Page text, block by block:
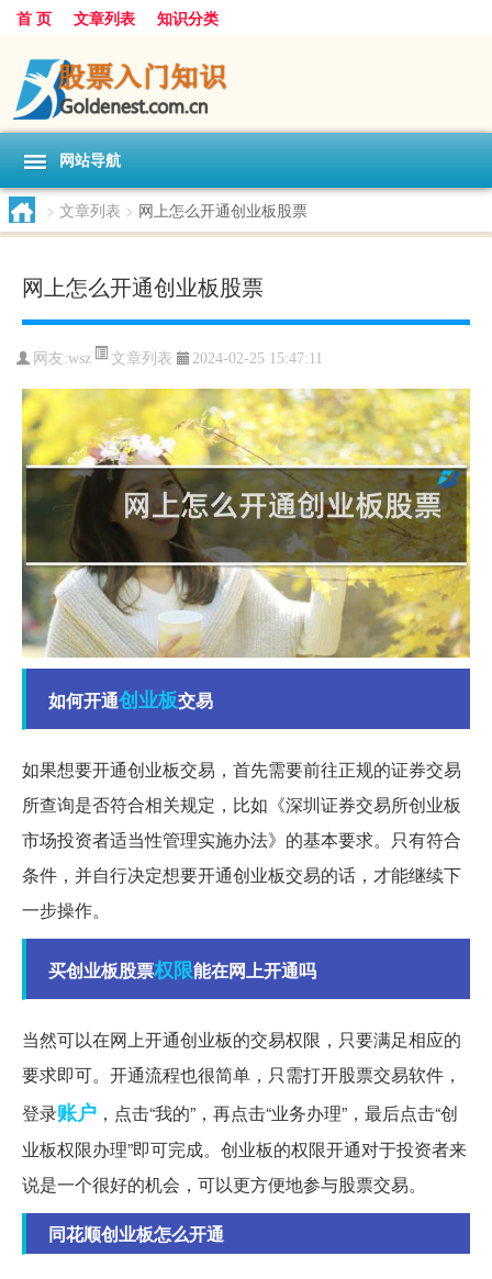
首 页 文章列表 知识分类
网站导航
> 文章列表 > 网上怎么开通创业板股票
网上怎么开通创业板股票
网友:wsz 文章列表 2024-02-25 15:47:11
如何开通创业板交易
如果想要开通创业板交易，首先需要前往正规的证券交易
所查询是否符合相关规定，比如《深圳证券交易所创业板
市场投资者适当性管理实施办法》的基本要求。只有符合
条件，并自行决定想要开通创业板交易的话，才能继续下
一步操作。
买创业板股票权限能在网上开通吗
当然可以在网上开通创业板的交易权限，只要满足相应的
要求即可。开通流程也很简单，只需打开股票交易软件，
登录账户 ，点击“我的”，再点击“业务办理”，最后点击“创
业板权限办理”即可完成。创业板的权限开通对于投资者来
说是一个很好的机会，可以更方便地参与股票交易。
同花顺创业板怎么开通